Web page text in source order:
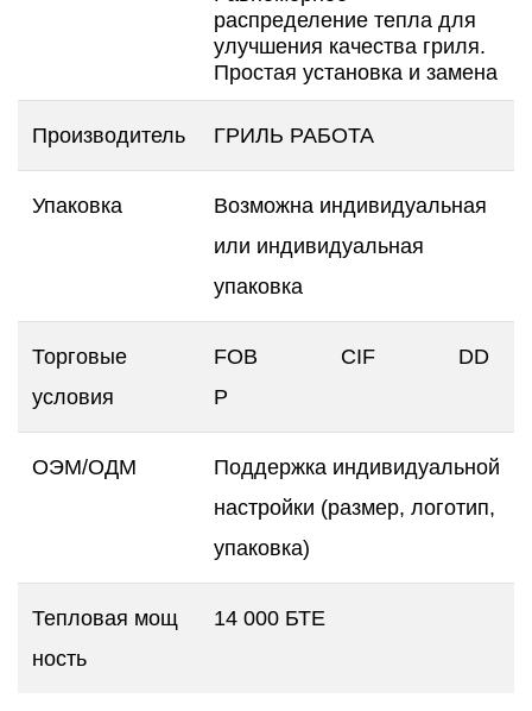
распределение тепла для
улучшения качества гриля.
Простая установка и замена
Производитель ГРИЛЬ РАБОТА
Упаковка
Возможна индивидуальная
или индивидуальная
упаковка
Торговые
условия
FOB CIF DD
P
ОЭМ/ОДМ
Поддержка индивидуальной
настройки (размер, логотип,
упаковка)
Тепловая мощ
ность
14 000 БТЕ